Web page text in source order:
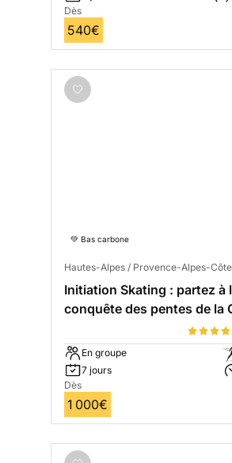
Dès
540€
💚 Bas carbone
Hautes-Alpes / Provence-Alpes-
Initiation Skating : partez à
conquête des pentes de la
En groupe
7 jours
Dès
1 000€